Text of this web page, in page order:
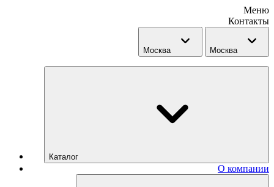
Меню
Контакты
Москва Москва
Каталог
О компании